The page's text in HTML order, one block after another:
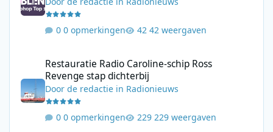
0 opmerkingen 42 weergaven
Restauratie Radio Caroline-schip Ross
Revenge stap dichterbij
Doorde redactie in Radionieuws
0 opmerkingen 229 weergaven